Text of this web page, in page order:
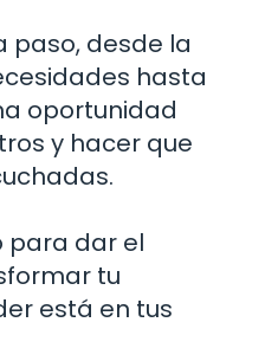
paso, desde la
hasta
oportunidad
y hacer que
para dar el
tu
está en tus